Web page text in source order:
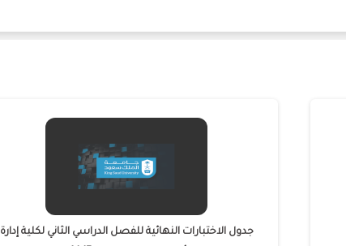
جدول الاختبارات النهائية للفصل الدراسي الثاني لكلية إدارة